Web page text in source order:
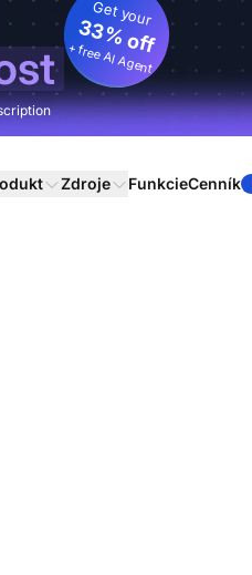
Get your
33% off
+ free AI Agent
Zdroje FunkcieCenník